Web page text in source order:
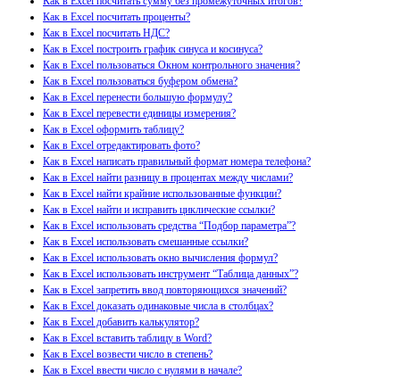
Как в Excel посчитать проценты?
Как в Excel посчитать НДС?
Как в Excel построить график синуса и косинуса?
Как в Excel пользоваться Окном контрольного значения?
Как в Excel пользоваться буфером обмена?
Как в Excel перенести большую формулу?
Как в Excel перевести единицы измерения?
Как в Excel оформить таблицу?
Как в Excel отредактировать фото?
Как в Excel написать правильный формат номера телефона?
Как в Excel найти разницу в процентах между числами?
Как в Excel найти крайние использованные функции?
Как в Excel найти и исправить циклические ссылки?
Как в Excel использовать средства “Подбор параметра”?
Как в Excel использовать смешанные ссылки?
Как в Excel использовать окно вычисления формул?
Как в Excel использовать инструмент “Таблица данных”?
Как в Excel запретить ввод повторяющихся значений?
Как в Excel доказать одинаковые числа в столбцах?
Как в Excel добавить калькулятор?
Как в Excel вставить таблицу в Word?
Как в Excel возвести число в степень?
Как в Excel ввести число с нулями в начале?